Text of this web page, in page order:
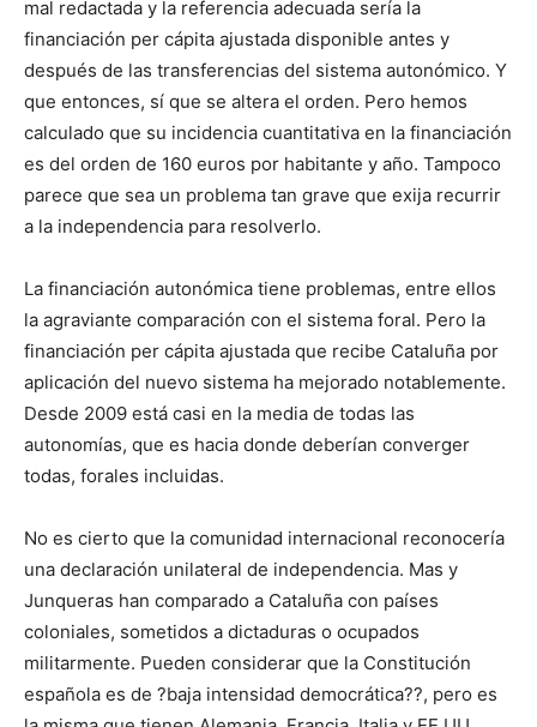
mal redactada y la referencia adecuada sería la
financiación per cápita ajustada disponible antes y
después de las transferencias del sistema autonómico. Y
que entonces, sí que se altera el orden. Pero hemos
calculado que su incidencia cuantitativa en la financiación
es del orden de 160 euros por habitante y año. Tampoco
parece que sea un problema tan grave que exija recurrir
a la independencia para resolverlo.
La financiación autonómica tiene problemas, entre ellos
la agraviante comparación con el sistema foral. Pero la
financiación per cápita ajustada que recibe Cataluña por
aplicación del nuevo sistema ha mejorado notablemente.
Desde 2009 está casi en la media de todas las
autonomías, que es hacia donde deberían converger
todas, forales incluidas.
No es cierto que la comunidad internacional reconocería
una declaración unilateral de independencia. Mas y
Junqueras han comparado a Cataluña con países
coloniales, sometidos a dictaduras o ocupados
militarmente. Pueden considerar que la Constitución
española es de ?baja intensidad democrática??, pero es